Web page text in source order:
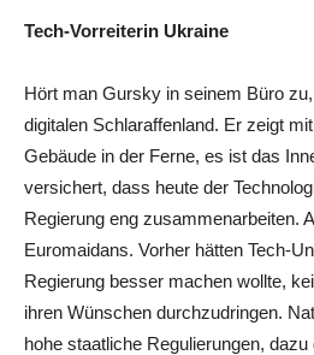
Tech-Vorreiterin Ukraine
Hört man Gursky in seinem Büro
digitalen Schlaraffenland. Er zeigt
Gebäude in der Ferne, es ist das
versichert, dass heute der
Regierung eng zusammenarbeiten.
Euromaidans. Vorher hätten Tech-
Regierung besser machen wollte,
ihren Wünschen durchzudringen.
hohe staatliche Regulierungen,